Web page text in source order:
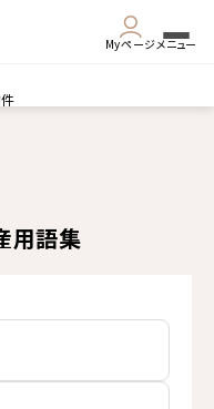
Myページメニュー
用語集